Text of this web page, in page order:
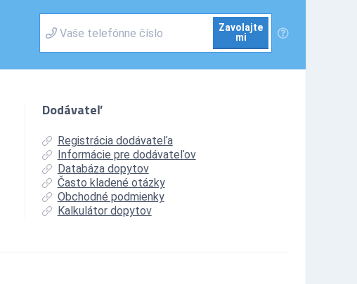
Zavolajte
mi
Dodávateľ
Registrácia dodávateľa
Informácie pre dodávateľov
Databáza dopytov
Často kladené otázky
Obchodné podmienky
Kalkulátor dopytov